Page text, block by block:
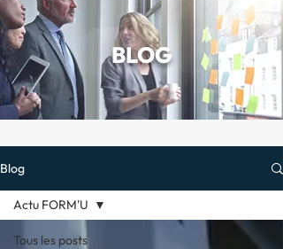
BLOG
Blog
Tous les posts
Actu FORM'U